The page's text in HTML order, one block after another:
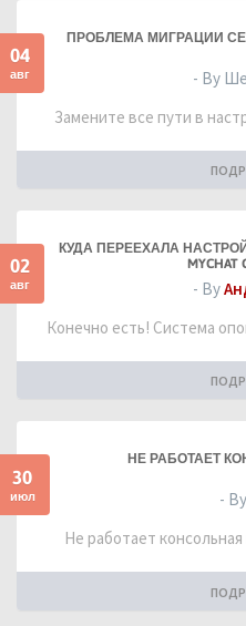
04
авг
ПРОБЛЕМА МИГРАЦИИ
- By
Замените все пути в
02
авг
КУДА ПЕРЕЕХАЛА
MYCHAT
- By
Конечно есть! Система
30
июл
НЕ РАБОТАЕТ
-
Не работает